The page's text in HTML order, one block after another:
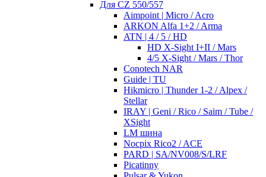
Для CZ 550/557
Aimpoint | Micro / Acro
ARKON Alfa 1+2 / Arma
ATN | 4 / 5 / HD
HD X-Sight I+II / Mars
4/5 X-Sight / Mars / Thor
Conotech NAR
Guide | TU
Hikmicro | Thunder 1-2 / Alpex /
Stellar
IRAY | Geni / Rico / Saim / Tube /
XSight
LM шина
Nocpix Rico2 / ACE
PARD | SA/NV008/S/LRF
Picatinny